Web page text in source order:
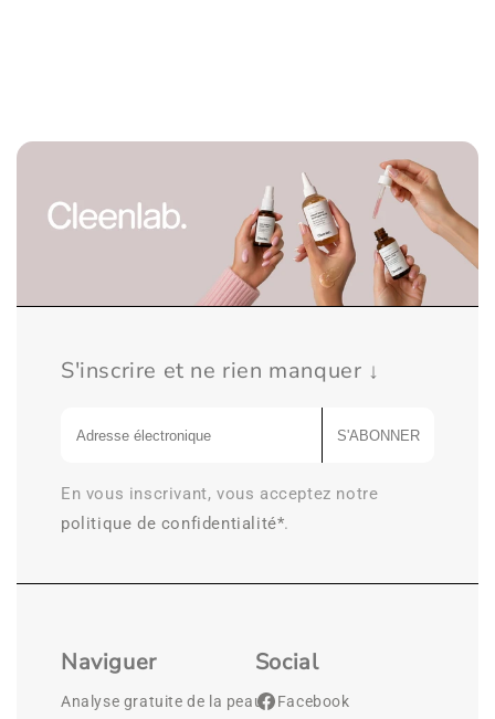
S'inscrire et ne rien manquer ↓
S'ABONNER
En vous inscrivant, vous acceptez notre
politique de confidentialité*.
Naviguer
Analyse gratuite de la peau
Social
Facebook